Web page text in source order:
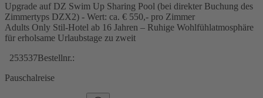
Upgrade auf DZ Swim Up Sharing Pool (bei direkter Buchung des
Zimmertyps DZX2) - Wert: ca. € 550,- pro Zimmer
Adults Only Stil-Hotel ab 16 Jahren – Ruhige Wohlfühlatmosphäre
für erholsame Urlaubstage zu zweit
253537Bestellnr.:
Pauschalreise